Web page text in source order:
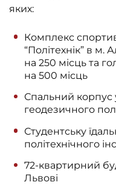
яких:
Комплекс
“Політехнік” в м.
на 250 місць та
на 500 місць
Спальний корпус
геодезичного
Студентську
політехнічного
72-квартирний
Львові